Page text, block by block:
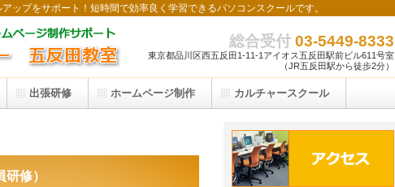
ップをサポート！短時間で効率良く学習できるパソコンスクールです。
総合受付 03-5449-8333
東京都品川区西五反田1-11-1アイオス五反田駅前ビル611号室
（JR五反田駅から徒歩2分）
研修）
出張研修 ホームページ制作 カルチャースクール